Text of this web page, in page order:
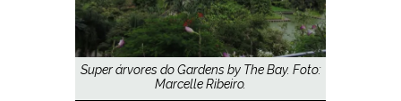
Super árvores do Gardens by The Bay. Foto:
Marcelle Ribeiro.